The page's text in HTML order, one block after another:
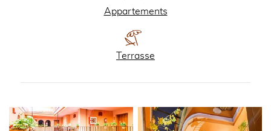
Appartements
Terrasse